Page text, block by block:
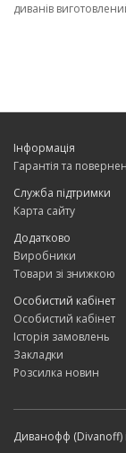
диванів
Інформація
Гарантія та
Служба підтримки
Карта сайту
Додатково
Виробники
Товари зі знижкою
Особистий кабінет
Особистий кабінет
Історія замовлень
Закладки
Розсилка новин
Диванофф (Divanoff)